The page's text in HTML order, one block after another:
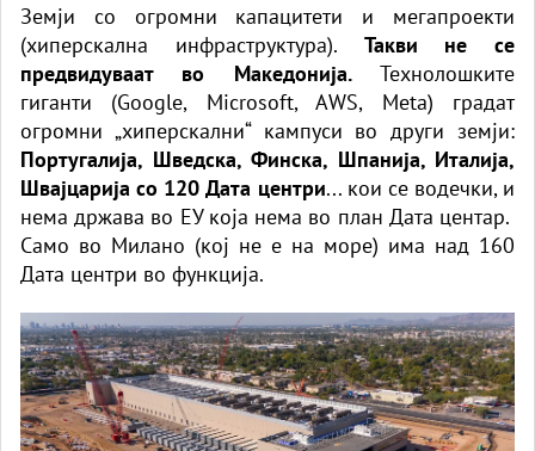
Земји со огромни капацитети и мегапроекти
(хиперскална инфраструктура). Такви не се
предвидуваат во Македонија.Технолошките
гиганти (Google, Microsoft, AWS, Meta) градат
огромни „хиперскални“ кампуси во други земји:
Португалија, Шведска, Финска, Шпанија, Италија,
Швајцарија со 120 Дата центри... кои се водечки, и
нема држава во ЕУ која нема во план Дата центар.
Само во Милано (кој не е на море) има над 160
Дата центри во функција.